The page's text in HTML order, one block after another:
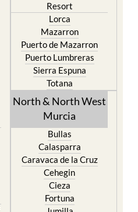
Resort
Lorca
Mazarron
Puerto de Mazarron
Puerto Lumbreras
Sierra Espuna
Totana
North & North West
Murcia
Bullas
Calasparra
Caravaca de la Cruz
Cehegin
Cieza
Fortuna